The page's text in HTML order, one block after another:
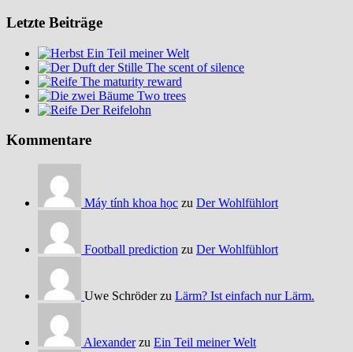
Letzte Beiträge
Ein Teil meiner Welt
The scent of silence
The maturity reward
Two trees
Der Reifelohn
Kommentare
Máy tính khoa học zu Der Wohlfühlort
Football prediction zu Der Wohlfühlort
Uwe Schröder zu Lärm? Ist einfach nur Lärm.
Alexanderzu Ein Teil meiner Welt